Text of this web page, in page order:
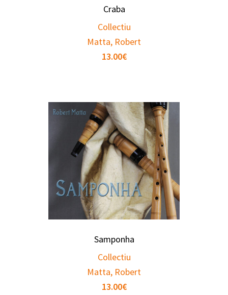
Craba
Collectiu
Matta, Robert
13.00€
Samponha
Collectiu
Matta, Robert
13.00€